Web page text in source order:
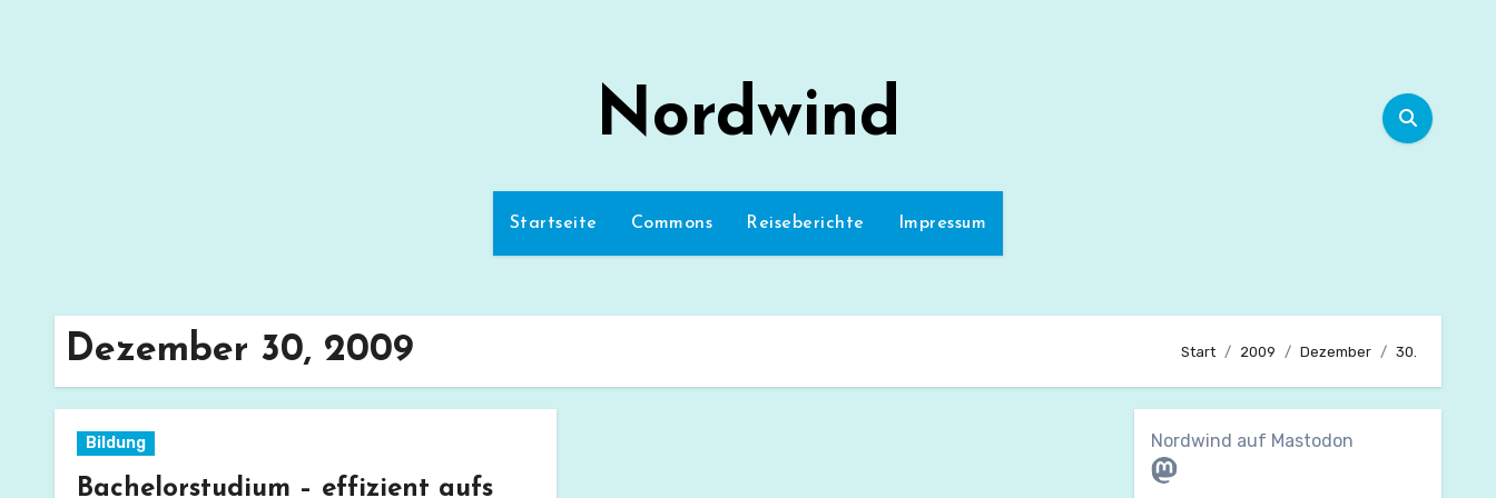
Nordwind
Startseite Commons Reiseberichte Impressum
Dezember 30, 2009 Start 2009 Dezember 30.
Bildung
Bachelorstudium – effizient aufs
Nordwind auf Mastodon
Mastodon